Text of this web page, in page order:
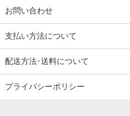
お問い合わせ
支払い方法について
配送方法･送料について
プライバシーポリシー